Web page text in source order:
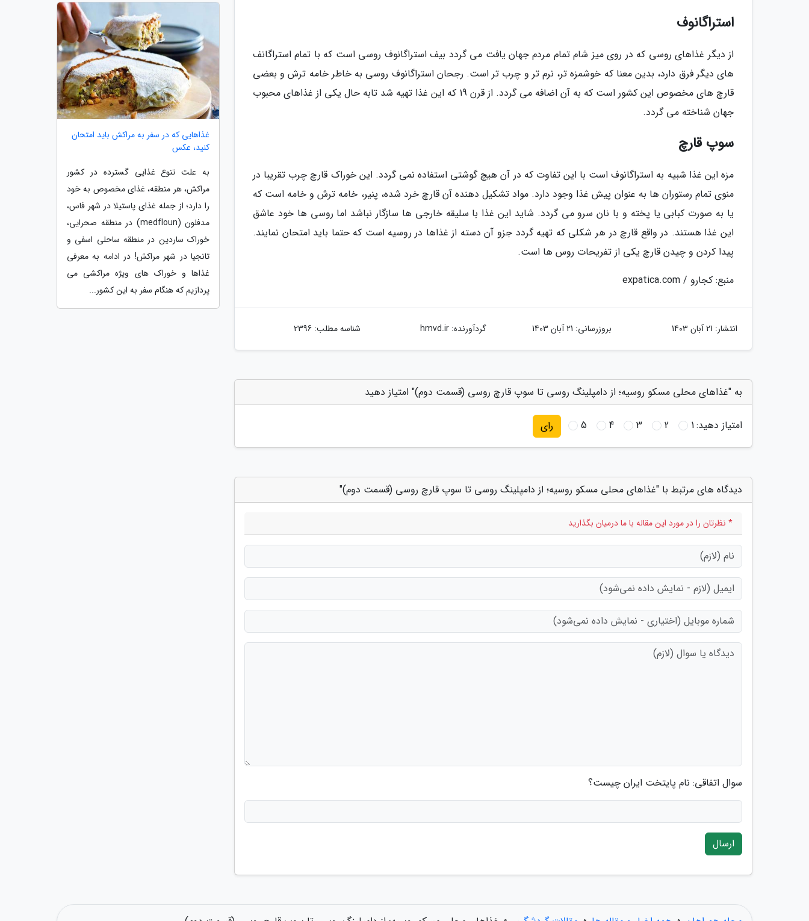
استراگانوف
از دیگر غذاهای روسی که در روی میز شام تمام مردم جهان یافت می گردد بیف استراگانوف روسی است که با تمام استراگانف
های دیگر فرق دارد، بدین معنا که خوشمزه تر، نرم تر و چرب تر است. رجحان استراگانوف روسی به خاطر خامه ترش و بعضی
قارچ های مخصوص این کشور است که به آن اضافه می گردد. از قرن 19 که این غذا تهیه شد تابه حال یکی از غذاهای محبوب
جهان شناخته می گردد.
سوپ قارچ
مزه این غذا شبیه به استراگانوف است با این تفاوت که در آن هیچ گوشتی استفاده نمی گردد. این خوراک قارچ چرب تقریبا در
منوی تمام رستوران ها به عنوان پیش غذا وجود دارد. مواد تشکیل دهنده آن قارچ خرد شده، پنیر، خامه ترش و خامه است که
یا به صورت کبابی یا پخته و با نان سرو می گردد. شاید این غذا با سلیقه خارجی ها سازگار نباشد اما روسی ها خود عاشق
این غذا هستند. در واقع قارچ در هر شکلی که تهیه گردد جزو آن دسته از غذاها در روسیه است که حتما باید امتحان نمایند.
پیدا کردن و چیدن قارچ یکی از تفریحات روس ها است.
منبع: کجارو / expatica.com
انتشار: 21 آبان 1403 بروزرسانی: 21 آبان 1403 گردآورنده:hmvd.ir شناسه مطلب: 2396
به "غذاهای محلی مسکو روسیه؛ از دامپلینگ روسی تا سوپ قارچ روسی (قسمت دوم)" امتیاز دهید
امتیاز دهید:1
2
3
4
5 رای
دیدگاه های مرتبط با "غذاهای محلی مسکو روسیه؛ از دامپلینگ روسی تا سوپ قارچ روسی (قسمت دوم)"
* نظرتان را در مورد این مقاله با ما درمیان بگذارید
سوال اتفاقی: نام پایتخت ایران چیست؟
ارسال
غذاهایی که در سفر به مراکش باید امتحان
کنید، عکس
به علت تنوع غذایی گسترده در کشور
مراکش، هر منطقه، غذای مخصوص به خود
را دارد؛ از جمله غذای پاستیلا در شهر فاس،
مدفلون (medfloun) در منطقه صحرایی،
خوراک ساردین در منطقه ساحلی اسفی و
تانجیا در شهر مراکش! در ادامه به معرفی
غذاها و خوراک های ویژه مراکشی می
پردازیم که هنگام سفر به این کشور...